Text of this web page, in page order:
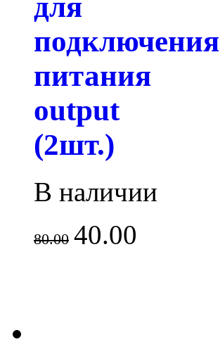
для
подключения
питания
output
(2шт.)
В наличии
80.00 40.00